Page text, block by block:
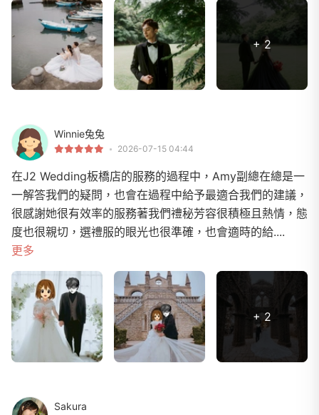
+ 2
Winnie兔兔
2026-07-15 04:44
在J2 Wedding板橋店的服務的過程中，Amy副總在總是一
一解答我們的疑問，也會在過程中給予最適合我們的建議，
很感謝她很有效率的服務著我們禮秘芳容很積極且熱情，態
度也很親切，選禮服的眼光也很準確，也會適時的給....
更多
+ 2
Sakura